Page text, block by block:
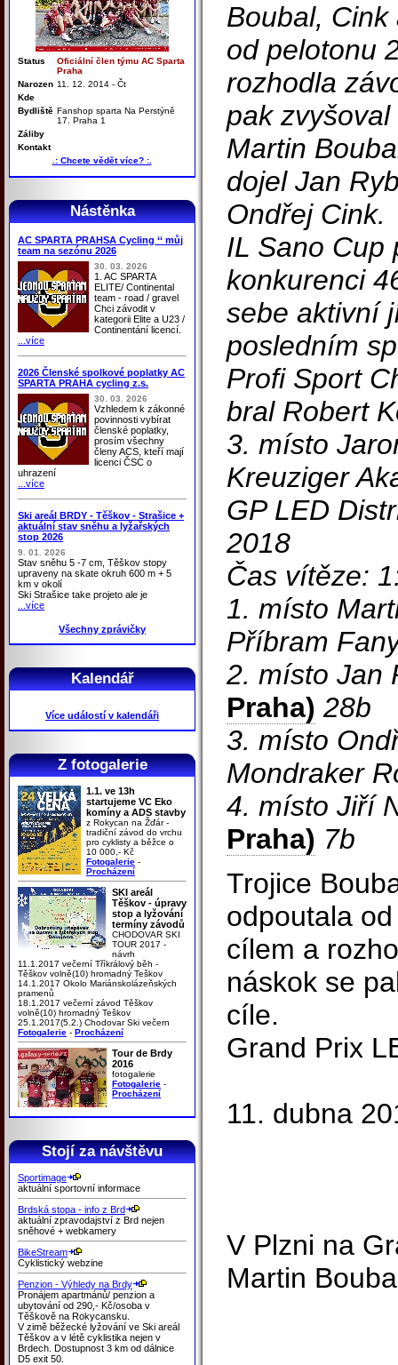
Status
Oficiální člen týmu AC Sparta
Praha
Narozen 11. 12. 2014 - Čt
Kde
Bydliště Fanshop sparta Na Perstýně
17. Praha 1
Záliby
Kontakt
.: Chcete vědět více? :.
Nástěnka
AC SPARTA PRAHSA Cycling ‘‘ můj
team na sezónu 2026
30. 03. 2026
1. AC SPARTA
ELITE/ Continental
team - road / gravel
Chci závodit v
kategorii Elite a U23 /
Continentání licencí.
...více
2026 Členské spolkové poplatky AC
SPARTA PRAHA cycling z.s.
30. 03. 2026
Vzhledem k zákonné
povinnosti vybírat
členské poplatky,
prosím všechny
členy ACS, kteří mají
licenci ČSC o
uhrazení
...více
Ski areál BRDY - Těškov - Strašice +
aktuální stav sněhu a lyžařských
stop 2026
9. 01. 2026
Stav sněhu 5 -7 cm, Těškov stopy
upraveny na skate okruh 600 m + 5
km v okolí
Ski Strašice take projeto ale je
...více
Všechny zprávičky
Kalendář
Více událostí v kalendáři
Z fotogalerie
1.1. ve 13h
startujeme VC Eko
komíny a ADS stavby
z Rokycan na Žďár -
tradiční závod do vrchu
pro cyklisty a běžce o
10 000,- Kč
Fotogalerie -
Procházení
SKI areál
Těškov - úpravy
stop a lyžování
termíny závodů
CHODOVAR SKI
TOUR 2017 -
návrh
11.1.2017 večerní Tříkrálový běh -
Těškov volně(10) hromadný Teškov
14.1.2017 Okolo Mariánskolázeňských
pramenů
18.1.2017 večerní závod Těškov
volně(10) hromadný Teškov
25.1.2017(5.2.) Chodovar Ski večern
Fotogalerie - Procházení
Tour de Brdy
2016
fotogalerie
Fotogalerie -
Procházení
Stojí za návštěvu
Sportimage
aktuální sportovní informace
Brdská stopa - info z Brd
aktuální zpravodajství z Brd nejen
sněhové + webkamery
BikeStream
Cyklistický webzine
Penzion - Výhledy na Brdy
Pronájem apartmánů/ penzion a
ubytování od 290,- Kč/osoba v
Těškově na Rokycansku.
V zimě běžecké lyžování ve Ski areál
Těškov a v létě cyklistika nejen v
Brdech. Dostupnost 3 km od dálnice
D5 exit 50.
Boubal,
od pelotonu
rozhodla
pak
Martin
dojel Jan
Ondřej Cink.
IL Sano Cup
konkurenci
sebe aktivní
posledním
Profi Sport
bral Robert
3. místo
Kreuziger
GP LED
2018
Čas vítěze:
1. místo
Příbram
2. místo Jan
Praha) 28b
3. místo
Mondraker
4. místo Jiří
Praha) 7b
Trojice
odpoutala
cílem a
náskok se
cíle.
Grand Prix
11. dubna
V Plzni na
Martin